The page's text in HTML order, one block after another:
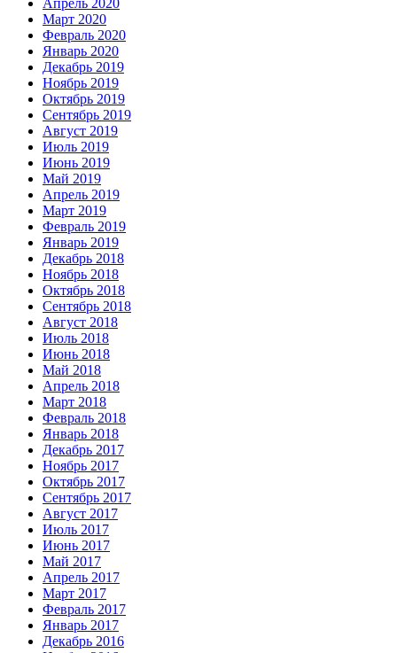
Апрель 2020
Март 2020
Февраль 2020
Январь 2020
Декабрь 2019
Ноябрь 2019
Октябрь 2019
Сентябрь 2019
Август 2019
Июль 2019
Июнь 2019
Май 2019
Апрель 2019
Март 2019
Февраль 2019
Январь 2019
Декабрь 2018
Ноябрь 2018
Октябрь 2018
Сентябрь 2018
Август 2018
Июль 2018
Июнь 2018
Май 2018
Апрель 2018
Март 2018
Февраль 2018
Январь 2018
Декабрь 2017
Ноябрь 2017
Октябрь 2017
Сентябрь 2017
Август 2017
Июль 2017
Июнь 2017
Май 2017
Апрель 2017
Март 2017
Февраль 2017
Январь 2017
Декабрь 2016